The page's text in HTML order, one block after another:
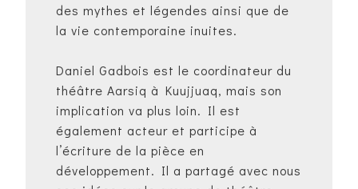
des mythes et légendes ainsi que de
la vie contemporaine inuites.
Daniel Gadbois est le coordinateur du
théâtre Aarsiq à Kuujjuaq, mais son
implication va plus loin. Il est
également acteur et participe à
l’écriture de la pièce en
développement. Il a partagé avec nous